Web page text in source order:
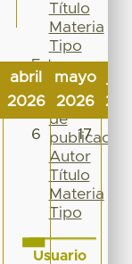
abril
2026
mayo
2026
6 17
Título
Materia
Tipo
Esta
colección
Fecha
de
publicación
Autor
Título
Materia
Tipo
Usuario